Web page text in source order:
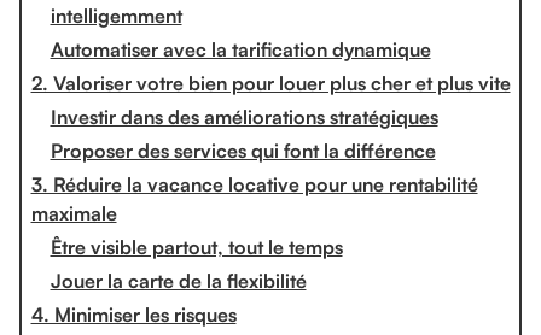
intelligemment
Automatiser avec la tarification dynamique
2. Valoriser votre bien pour louer plus cher et plus vite
Investir dans des améliorations stratégiques
Proposer des services qui font la différence
3. Réduire la vacance locative pour une rentabilité
maximale
Être visible partout, tout le temps
Jouer la carte de la flexibilité
4. Minimiser les risques